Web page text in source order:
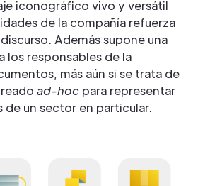
iconográfico vivo y versátil
de la compañía refuerza
Además supone una
los responsables de la
más aún si se trata de
ad-hoc para representar
un sector en particular.